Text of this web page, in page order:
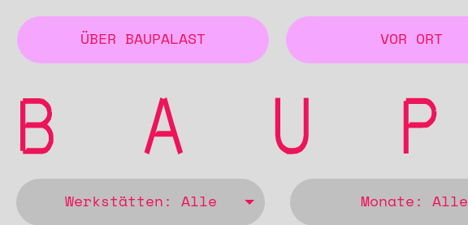
ÜBER BAUPALAST VOR ORT
Werkstätten: Alle Monate: Alle